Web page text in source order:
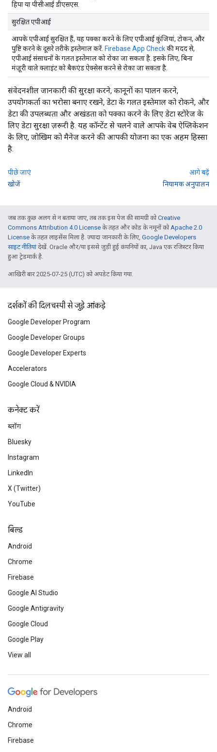
हिपा या पीसीआई डीएसएस.
सुरक्षित एपीआई
आपके एपीआई सुरक्षित हैं, यह पक्का करने के लिए एपीआई कुंजियां, टोकन, और
पुष्टि करने के दूसरे तरीके इस्तेमाल करें. Firebase App Checkकी मदद से,
एपीआई संसाधनों के गलत इस्तेमाल को रोका जा सकता है. इसके लिए, बिना
मंज़ूरी वाले क्लाइंट को बैकएंड ऐक्सेस करने से रोका जा सकता है.
संवेदनशील जानकारी की सुरक्षा करने, कानूनों का पालन करने,
उपयोगकर्ता का भरोसा बनाए रखने, डेटा के गलत इस्तेमाल को रोकने, और
डेटा की उपलब्धता और अखंडता को पक्का करने के लिए डेटा स्टोरेज के
लिए डेटा सुरक्षा ज़रूरी है. यह कॉन्टेंट से चलने वाले आपके वेब ऐप्लिकेशन
के लिए, जोखिम को मैनेज करने की आपकी योजना का एक अहम हिस्सा
है.
पीछे जाएं
खोजें
आगे बढ़ें
नियामक अनुपालन
जब तक कुछ अलग से न बताया जाए, तब तक इस पेज की सामग्री कोCreative
Commons Attribution 4.0 License के तहत और कोड के नमूनों कोApache 2.0
License के तहत लाइसेंस मिला है. ज़्यादा जानकारी के लिए, Google Developers
साइट नीतियांदेखें. Oracle और/या इससे जुड़ी हुई कंपनियों का, Java एक रजिस्टर किया
हुआ ट्रेडमार्क है.
आखिरी बार 2025-07-25 (UTC) को अपडेट किया गया.
दर्शकों की दिलचस्पी से जुड़े आंकड़े
Google Developer Program
Google Developer Groups
Google Developer Experts
Accelerators
Google Cloud & NVIDIA
कनेक्ट करें
ब्लॉग
Bluesky
Instagram
LinkedIn
X (Twitter)
YouTube
बिल्ड
Android
Chrome
Firebase
Google AI Studio
Google Antigravity
Google Cloud
Google Play
View all
Android
Chrome
Firebase